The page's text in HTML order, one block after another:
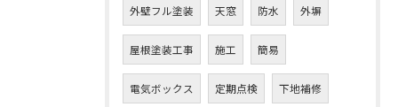
外壁フル塗装 天窓 防水 外塀
屋根塗装工事 施工 簡易
電気ボックス 定期点検 下地補修